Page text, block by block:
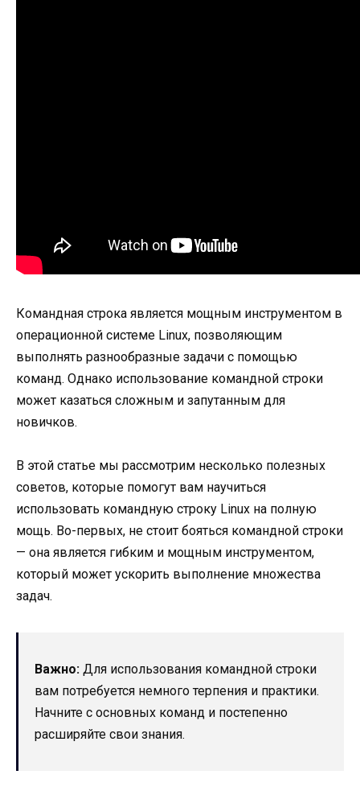
Командная строка является мощным инструментом в
операционной системе Linux, позволяющим
выполнять разнообразные задачи с помощью
команд. Однако использование командной строки
может казаться сложным и запутанным для
новичков.
В этой статье мы рассмотрим несколько полезных
советов, которые помогут вам научиться
использовать командную строку Linux на полную
мощь. Во-первых, не стоит бояться командной строки
— она является гибким и мощным инструментом,
который может ускорить выполнение множества
задач.
Важно: Для использования командной строки
вам потребуется немного терпения и практики.
Начните с основных команд и постепенно
расширяйте свои знания.